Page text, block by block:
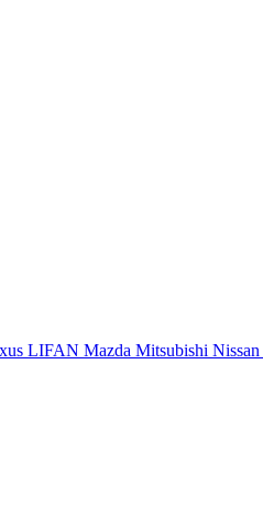
LIFAN Mazda Mitsubishi Nissan